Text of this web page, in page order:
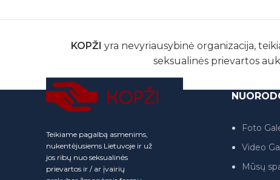
KOPŽI yra nevyriausybinė organizacija,
seksualinės prievartos
Teikiame pagalbą asmenims,
nukentėjusiems Lietuvoje ir už
jos ribų nuo seksualinės
prievartos ir / ar įvairių
Foto
Video
Mūsų